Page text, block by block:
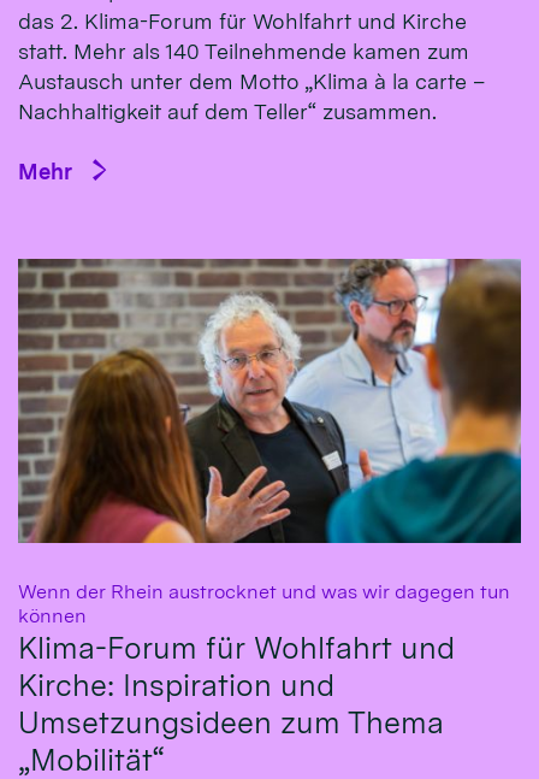
das 2. Klima-Forum für Wohlfahrt und Kirche
statt. Mehr als 140 Teilnehmende kamen zum
Austausch unter dem Motto „Klima à la carte –
Nachhaltigkeit auf dem Teller“ zusammen.
Mehr
Wenn der Rhein austrocknet und was wir dagegen tun
können
Klima-Forum für Wohlfahrt und
Kirche: Inspiration und
Umsetzungsideen zum Thema
„Mobilität“